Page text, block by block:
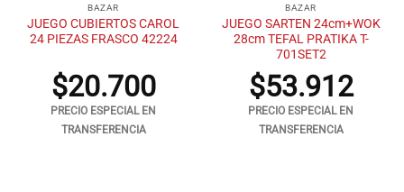
BAZAR
JUEGO CUBIERTOS CAROL
24 PIEZAS FRASCO 42224
$20.700
PRECIO ESPECIAL EN
TRANSFERENCIA
BAZAR
JUEGO SARTEN 24cm+WOK
28cm TEFAL PRATIKA T-
701SET2
$53.912
PRECIO ESPECIAL EN
TRANSFERENCIA